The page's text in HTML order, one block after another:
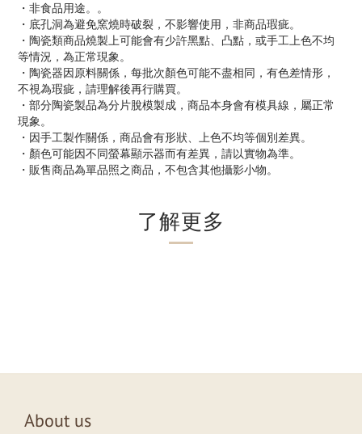
・非食品用途。。
・底孔洞為避免窯燒時破裂，不影響使用，非商品瑕疵。
・陶瓷類商品燒製上可能會有少許黑點、凸點，或手工上色不均
等情況，為正常現象。
・陶瓷器因原料關係，每批次顏色可能不盡相同，有色差情形，
不視為瑕疵，請理解後再行購買。
・部分陶瓷製品為分片脫模製成，商品本身會有模具線，屬正常
現象。
・因手工製作關係，商品會有形狀、上色不均等個別差異。
・顏色可能因不同螢幕顯示器而有差異，請以實物為準。
・販售商品為單品照之商品，不包含其他攝影小物。
了解更多
About us